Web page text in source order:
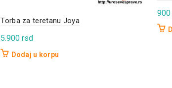
Torba za teretanu Joya
5.900rsd
Dodaj u korpu
900